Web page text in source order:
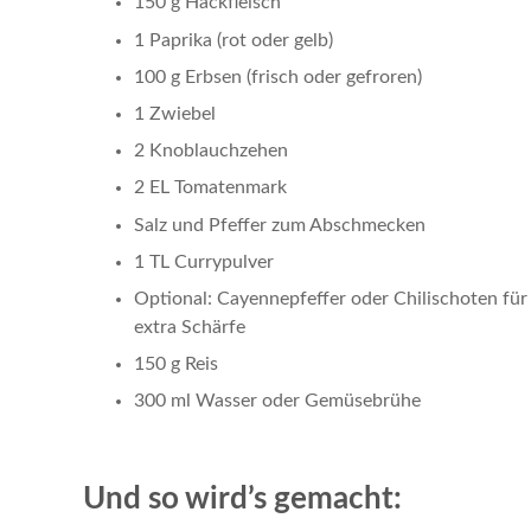
1 Paprika (rot oder gelb)
100 g Erbsen (frisch oder gefroren)
1 Zwiebel
2 Knoblauchzehen
2 EL Tomatenmark
Salz und Pfeffer zum Abschmecken
1 TL Currypulver
Optional: Cayennepfeffer oder Chilischoten für
extra Schärfe
150 g Reis
300 ml Wasser oder Gemüsebrühe
Und so wird’s gemacht: